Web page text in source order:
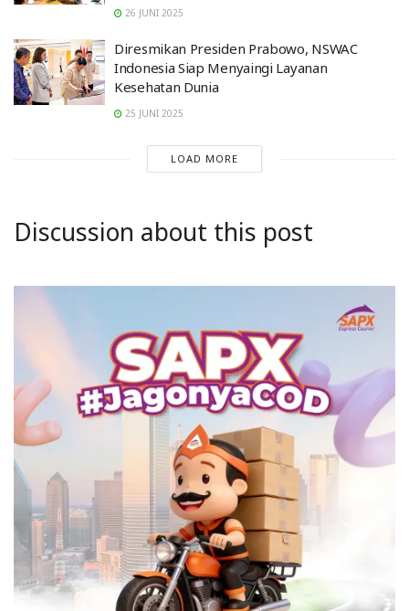
26 JUNI 2025
Diresmikan Presiden Prabowo, NSWAC
Indonesia Siap Menyaingi Layanan
Kesehatan Dunia
25 JUNI 2025
LOAD MORE
Discussion about this post